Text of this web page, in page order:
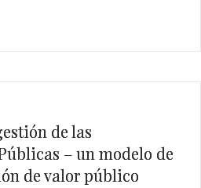
de las
– un modelo de
de valor público